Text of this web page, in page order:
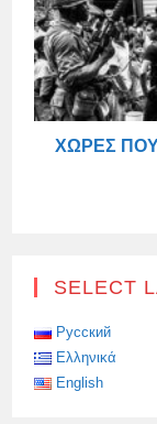
ΧΏΡΕΣ
SELECT
Русский
Ελληνικά
English